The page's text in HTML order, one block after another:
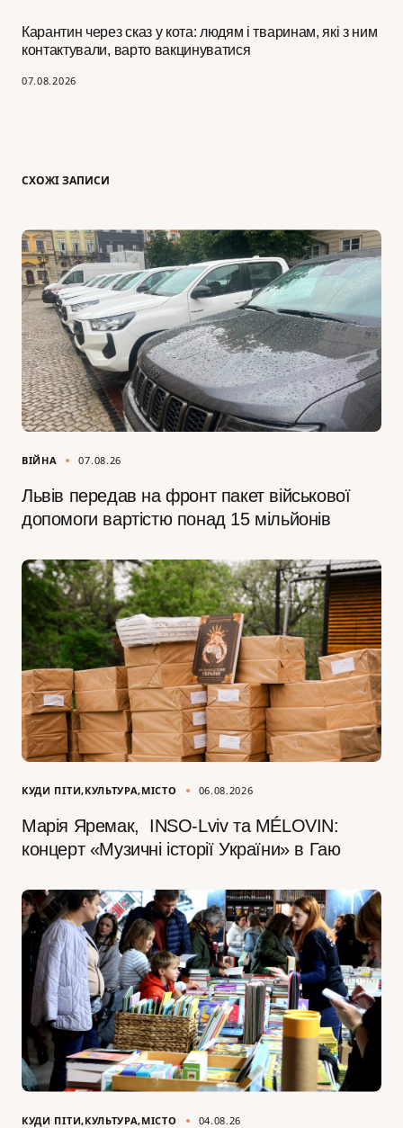
Карантин через сказ у кота: людям і тваринам, які з ним
контактували, варто вакцинуватися
07.08.2026
СХОЖІ ЗАПИСИ
ВІЙНА 07.08.26
Львів передав на фронт пакет військової
допомоги вартістю понад 15 мільйонів
КУДИ ПІТИ КУЛЬТУРА МІСТО 06.08.2026
Марія Яремак, INSO-Lviv та MÉLOVIN:
концерт «Музичні історії України» в Гаю
КУДИ ПІТИ КУЛЬТУРА МІСТО 04.08.26